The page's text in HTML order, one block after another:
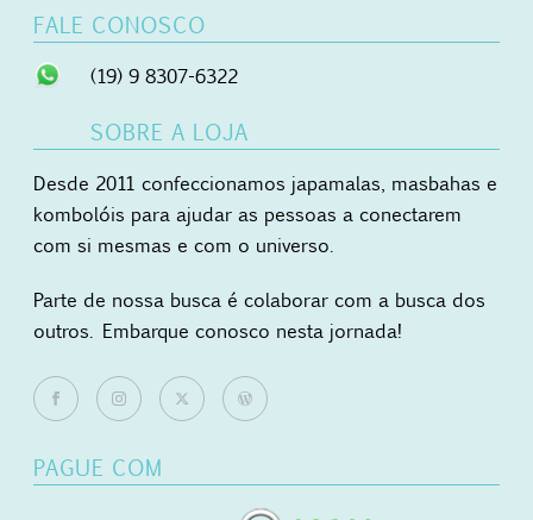
FALE CONOSCO
(19) 9 8307-6322
SOBRE A LOJA
Desde 2011 confeccionamos japamalas, masbahas e
kombolóis para ajudar as pessoas a conectarem
com si mesmas e com o universo.
Parte de nossa busca é colaborar com a busca dos
outros. Embarque conosco nesta jornada!
PAGUE COM